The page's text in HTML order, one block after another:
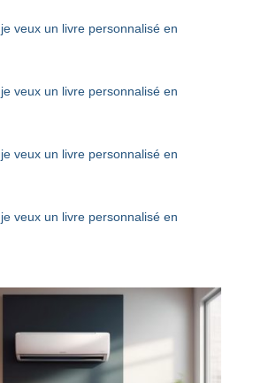
je veux un livre personnalisé en
je veux un livre personnalisé en
je veux un livre personnalisé en
je veux un livre personnalisé en